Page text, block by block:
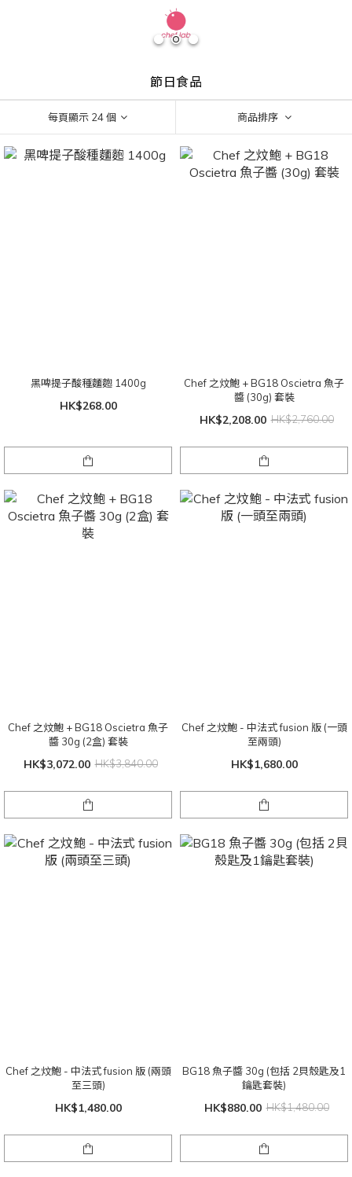
節日食品
每頁顯示 24 個 商品排序
黑啤提子酸種麵麭 1400g
HK$268.00
Chef 之炆鮑 + BG18 Oscietra 魚子
醬 (30g) 套裝
HK$2,208.00 HK$2,760.00
Chef 之炆鮑 + BG18 Oscietra 魚子
醬 30g (2盒) 套裝
HK$3,072.00 HK$3,840.00
Chef 之炆鮑 - 中法式 fusion 版 (一頭
至兩頭)
HK$1,680.00
Chef 之炆鮑 - 中法式 fusion 版 (兩頭
至三頭)
HK$1,480.00
BG18 魚子醬 30g (包括 2貝殼匙及1
鑰匙套裝)
HK$880.00 HK$1,480.00